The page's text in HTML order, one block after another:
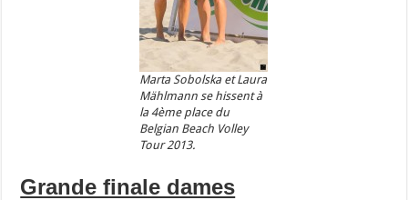
Marta Sobolska et Laura
Mählmann se hissent à
la 4ème place du
Belgian Beach Volley
Tour 2013.
Grande finale dames